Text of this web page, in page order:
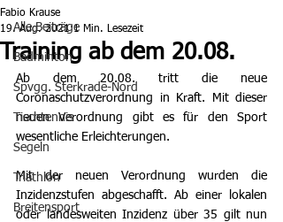
Alle Beiträge
Badminton
Spvgg. Sterkrade-Nord
Tischtennis
Segeln
Triathlon
Breitensport
Training ab dem 20.08.
Fabio Krause
19. Aug. 2021 1 Min. Lesezeit
Ab dem 20.08. tritt die neue
Coronaschutzverordnung in Kraft. Mit dieser
neuen Verordnung gibt es für den Sport
wesentliche Erleichterungen.
Mit der neuen Verordnung wurden die
Inzidenzstufen abgeschafft. Ab einer lokalen
oder landesweiten Inzidenz über 35 gilt nun